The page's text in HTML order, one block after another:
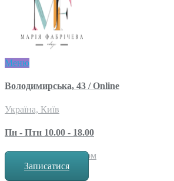
Меню
Володимирська, 43 / Online
Україна, Київ
Пн - Птн 10.00 - 18.00
за попереднім записом
Записатися